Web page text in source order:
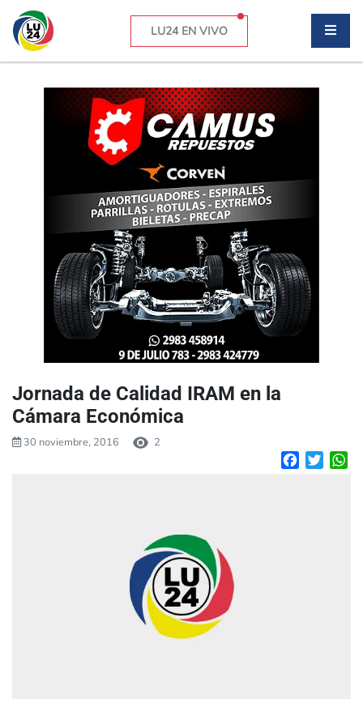
LU24 EN VIVO
Jornada de Calidad IRAM en la
Cámara Económica
30 noviembre, 2016 2
Facebook